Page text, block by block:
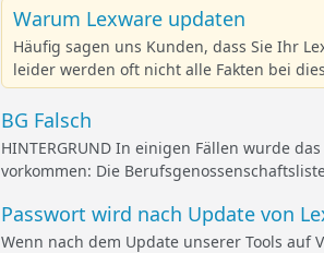
Warum Lexware updaten
Häufig sagen uns Kunden, dass Sie Ihr
leider werden oft nicht alle Fakten bei
BG Falsch
HINTERGRUND In einigen Fällen wurde
vorkommen: Die
Passwort wird nach Update von
Wenn nach dem Update unserer Tools auf